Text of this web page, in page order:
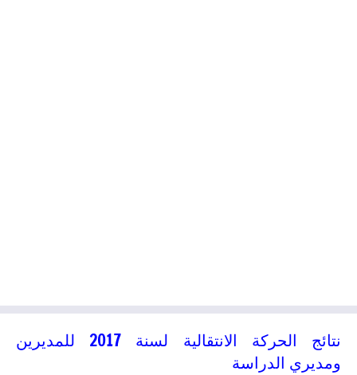
نتائج الحركة الانتقالية لسنة 2017 للمديرين
ومديري الدراسة